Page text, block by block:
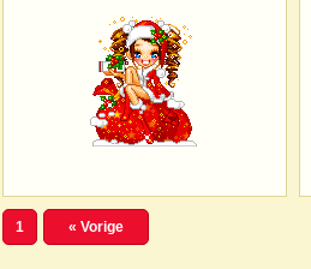
1 « Vorige